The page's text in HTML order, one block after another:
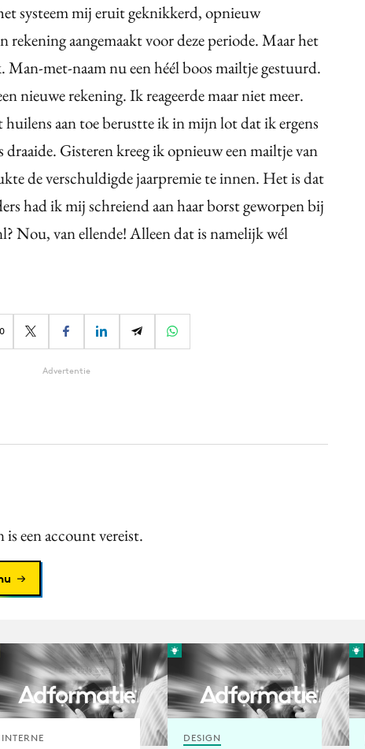
systeem mij eruit geknikkerd, opnieuw
rekening aangemaakt voor deze periode. Maar het
met-naam nu een héél boos mailtje gestuurd.
nieuwe rekening. Ik reageerde maar niet meer.
huilens aan toe berustte ik in mijn lot dat ik ergens
Gisteren kreeg ik opnieuw een mailtje van
de verschuldigde jaarpremie te innen. Het is dat
had ik mij schreiend aan haar borst geworpen bij
Nou, van ellende! Alleen dat is namelijk wél
0
Advertentie
is een account vereist.
INTERNE
DESIGN